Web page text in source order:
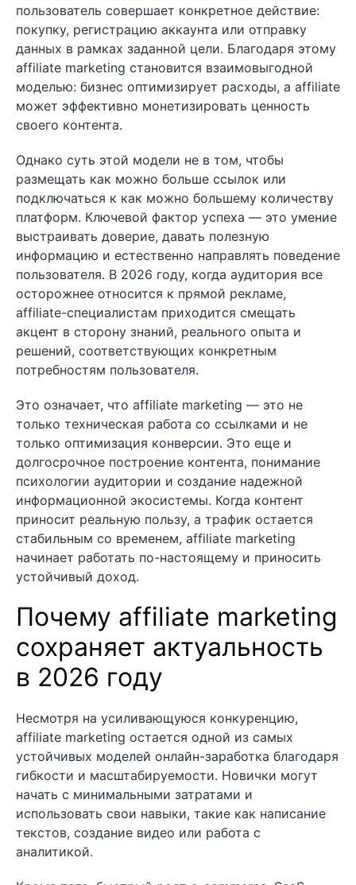
пользователь совершает конкретное действие:
покупку, регистрацию аккаунта или отправку
данных в рамках заданной цели. Благодаря этому
affiliate marketing становится взаимовыгодной
моделью: бизнес оптимизирует расходы, а affiliate
может эффективно монетизировать ценность
своего контента.
Однако суть этой модели не в том, чтобы
размещать как можно больше ссылок или
подключаться к как можно большему количеству
платформ. Ключевой фактор успеха — это умение
выстраивать доверие, давать полезную
информацию и естественно направлять поведение
пользователя. В 2026 году, когда аудитория все
осторожнее относится к прямой рекламе,
affiliate-специалистам приходится смещать
акцент в сторону знаний, реального опыта и
решений, соответствующих конкретным
потребностям пользователя.
Это означает, что affiliate marketing — это не
только техническая работа со ссылками и не
только оптимизация конверсии. Это еще и
долгосрочное построение контента, понимание
психологии аудитории и создание надежной
информационной экосистемы. Когда контент
приносит реальную пользу, а трафик остается
стабильным со временем, affiliate marketing
начинает работать по-настоящему и приносить
устойчивый доход.
Почему affiliate marketing
сохраняет актуальность
в 2026 году
Несмотря на усиливающуюся конкуренцию,
affiliate marketing остается одной из самых
устойчивых моделей онлайн-заработка благодаря
гибкости и масштабируемости. Новички могут
начать с минимальными затратами и
использовать свои навыки, такие как написание
текстов, создание видео или работа с
аналитикой.